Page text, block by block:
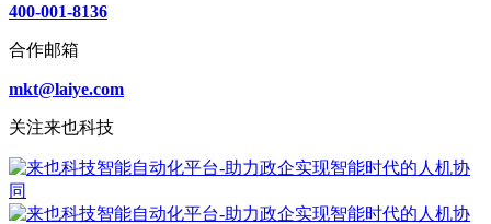
400-001-8136
合作邮箱
mkt@laiye.com
关注来也科技